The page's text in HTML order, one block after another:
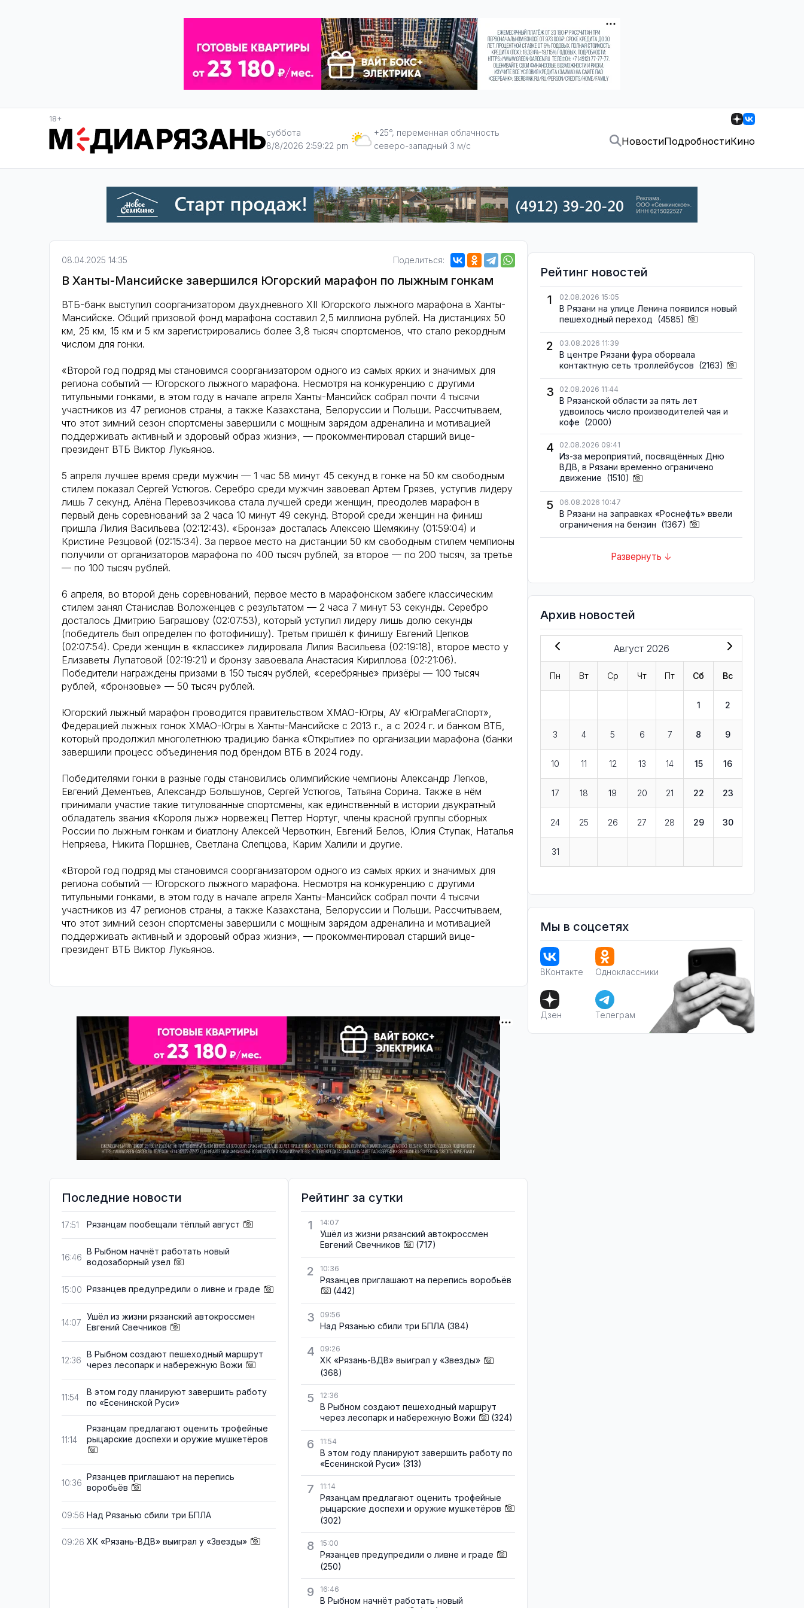
18+
суббота
8/8/2026 2:59:23 pm
+25°, переменная облачность
северо-западный 3 м/с
НовостиПодробностиКино
08.04.2025 14:35 Поделиться:
В Ханты-Мансийске завершился Югорский марафон по лыжным гонкам
ВТБ-банк выступил соорганизатором двухдневного XII Югорского лыжного марафона в Ханты-
Мансийске. Общий призовой фонд марафона составил 2,5 миллиона рублей. На дистанциях 50
км, 25 км, 15 км и 5 км зарегистрировались более 3,8 тысяч спортсменов, что стало рекордным
числом для гонки.
«Второй год подряд мы становимся соорганизатором одного из самых ярких и значимых для
региона событий — Югорского лыжного марафона. Несмотря на конкуренцию с другими
титульными гонками, в этом году в начале апреля Ханты-Мансийск собрал почти 4 тысячи
участников из 47 регионов страны, а также Казахстана, Белоруссии и Польши. Рассчитываем,
что этот зимний сезон спортсмены завершили с мощным зарядом адреналина и мотивацией
поддерживать активный и здоровый образ жизни», — прокомментировал старший вице-
президент ВТБ Виктор Лукьянов.
5 апреля лучшее время среди мужчин — 1 час 58 минут 45 секунд в гонке на 50 км свободным
стилем показал Сергей Устюгов. Серебро среди мужчин завоевал Артем Грязев, уступив лидеру
лишь 7 секунд. Алёна Перевозчикова стала лучшей среди женщин, преодолев марафон в
первый день соревнований за 2 часа 10 минут 49 секунд. Второй среди женщин на финиш
пришла Лилия Васильева (02:12:43). «Бронза» досталась Алексею Шемякину (01:59:04) и
Кристине Резцовой (02:15:34). За первое место на дистанции 50 км свободным стилем чемпионы
получили от организаторов марафона по 400 тысяч рублей, за второе — по 200 тысяч, за третье
— по 100 тысяч рублей.
6 апреля, во второй день соревнований, первое место в марафонском забеге классическим
стилем занял Станислав Воложенцев с результатом — 2 часа 7 минут 53 секунды. Серебро
досталось Дмитрию Баграшову (02:07:53), который уступил лидеру лишь долю секунды
(победитель был определен по фотофинишу). Третьм пришёл к финишу Евгений Цепков
(02:07:54). Среди женщин в «классике» лидировала Лилия Васильева (02:19:18), второе место у
Елизаветы Лупатовой (02:19:21) и бронзу завоевала Анастасия Кириллова (02:21:06).
Победители награждены призами в 150 тысяч рублей, «серебряные» призёры — 100 тысяч
рублей, «бронзовые» — 50 тысяч рублей.
Югорский лыжный марафон проводится правительством ХМАО-Югры, АУ «ЮграМегаСпорт»,
Федерацией лыжных гонок ХМАО-Югры в Ханты-Мансийске с 2013 г., а с 2024 г. и банком ВТБ,
который продолжил многолетнюю традицию банка «Открытие» по организации марафона (банки
завершили процесс объединения под брендом ВТБ в 2024 году.
Победителями гонки в разные годы становились олимпийские чемпионы Александр Легков,
Евгений Дементьев, Александр Большунов, Сергей Устюгов, Татьяна Сорина. Также в нём
принимали участие такие титулованные спортсмены, как единственный в истории двукратный
обладатель звания «Короля лыж» норвежец Петтер Нортуг, члены красной группы сборных
России по лыжным гонкам и биатлону Алексей Червоткин, Евгений Белов, Юлия Ступак, Наталья
Непряева, Никита Поршнев, Светлана Слепцова, Карим Халили и другие.
«Второй год подряд мы становимся соорганизатором одного из самых ярких и значимых для
региона событий — Югорского лыжного марафона. Несмотря на конкуренцию с другими
титульными гонками, в этом году в начале апреля Ханты-Мансийск собрал почти 4 тысячи
участников из 47 регионов страны, а также Казахстана, Белоруссии и Польши. Рассчитываем,
что этот зимний сезон спортсмены завершили с мощным зарядом адреналина и мотивацией
поддерживать активный и здоровый образ жизни», — прокомментировал старший вице-
президент ВТБ Виктор Лукьянов.
Последние новости
17:51 Рязанцам пообещали тёплый август
16:46
В Рыбном начнёт работать новый
водозаборный узел
15:00 Рязанцев предупредили о ливне и граде
14:07
Ушёл из жизни рязанский автокроссмен
Евгений Свечников
12:36
В Рыбном создают пешеходный маршрут
через лесопарк и набережную Вожи
11:54
В этом году планируют завершить работу
по «Есенинской Руси»
11:14
Рязанцам предлагают оценить трофейные
рыцарские доспехи и оружие мушкетёров
10:36
Рязанцев приглашают на перепись
воробьёв
09:56 Над Рязанью сбили три БПЛА
09:26 ХК «Рязань-ВДВ» выиграл у «Звезды»
Рейтинг за сутки
1
14:07
Ушёл из жизни рязанский автокроссмен
Евгений Свечников
(717)
2 10:36
Рязанцев приглашают на перепись воробьёв
(442)
3 09:56
Над Рязанью сбили три БПЛА (384)
4 09:26
ХК «Рязань-ВДВ» выиграл у «Звезды»
(368)
5 12:36
В Рыбном создают пешеходный маршрут
через лесопарк и набережную Вожи
(324)
6 11:54
В этом году планируют завершить работу по
«Есенинской Руси» (313)
7 11:14
Рязанцам предлагают оценить трофейные
рыцарские доспехи и оружие мушкетёров
(302)
8 15:00
Рязанцев предупредили о ливне и граде
(250)
9 16:46
В Рыбном начнёт работать новый
Рейтинг новостей
1
02.08.2026 15:05
В Рязани на улице Ленина появился новый
пешеходный переход (4585)
2 03.08.2026 11:39
В центре Рязани фура оборвала
контактную сеть троллейбусов (2163)
3 02.08.2026 11:44
В Рязанской области за пять лет
удвоилось число производителей чая и
кофе (2000)
4 02.08.2026 09:41
Из-за мероприятий, посвящённых Дню
ВДВ, в Рязани временно ограничено
движение (1510)
5 06.08.2026 10:47
В Рязани на заправках «Роснефть» ввели
ограничения на бензин (1367)
Развернуть ↓
Архив новостей
Август 2026
Пн Вт Ср Чт Пт Сб Вс
1 2
3 4 5 6 7 8 9
10 11 12 13 14 15 16
17 18 19 20 21 22 23
24 25 26 27 28 29 30
31
Мы в соцсетях
ВКонтакте Одноклассники
Дзен Телеграм